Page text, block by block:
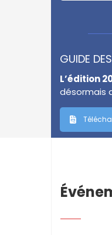
GUIDE
L’édition
désormais